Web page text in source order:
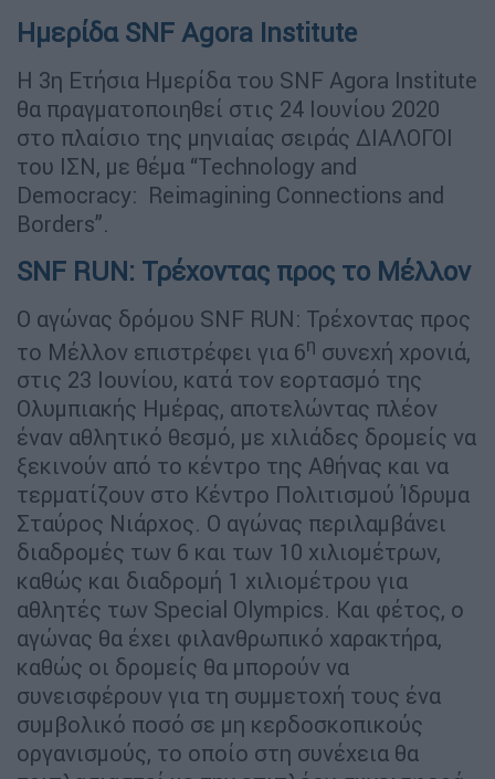
Ημερίδα SNF Agora Institute
H 3η Ετήσια Ημερίδα του SNF Agora Institute
θα πραγματοποιηθεί στις 24 Ιουνίου 2020
στο πλαίσιο της μηνιαίας σειράς ΔΙΑΛΟΓΟΙ
του ΙΣΝ, με θέμα “Technology and
Democracy: Reimagining Connections and
Borders”.
SNF RUN: Τρέχοντας προς το Μέλλον
O αγώνας δρόμου SNF RUN: Τρέχοντας προς
το Μέλλον επιστρέφει για 6η συνεχή χρονιά,
στις 23 Ιουνίου, κατά τον εορτασμό της
Ολυμπιακής Ημέρας, αποτελώντας πλέον
έναν αθλητικό θεσμό, με χιλιάδες δρομείς να
ξεκινούν από το κέντρο της Αθήνας και να
τερματίζουν στο Κέντρο Πολιτισμού Ίδρυμα
Σταύρος Νιάρχος. Ο αγώνας περιλαμβάνει
διαδρομές των 6 και των 10 χιλιομέτρων,
καθώς και διαδρομή 1 χιλιομέτρου για
αθλητές των Special Olympics. Και φέτος, ο
αγώνας θα έχει φιλανθρωπικό χαρακτήρα,
καθώς οι δρομείς θα μπορούν να
συνεισφέρουν για τη συμμετοχή τους ένα
συμβολικό ποσό σε μη κερδοσκοπικούς
οργανισμούς, το οποίο στη συνέχεια θα